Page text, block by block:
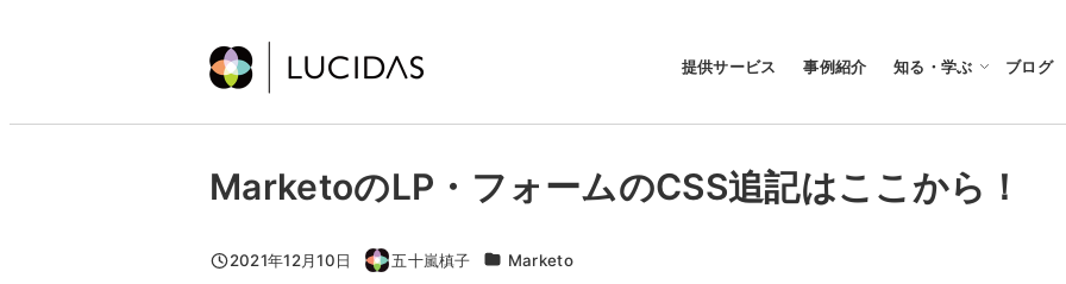
コ
提供サービス 事例紹介 知る・学ぶ ブログ
MarketoのLP・フォームのCSS追記はここから！
投稿日
2021年12月10日
著
五十嵐槙子 カテゴリー
Marketo